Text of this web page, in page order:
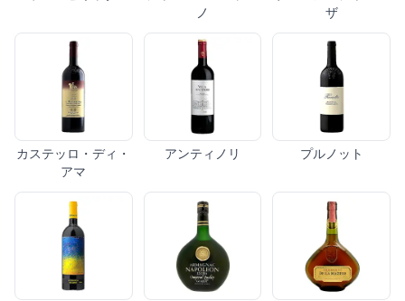
ノ
ザ
カステッロ・ディ・
アマ
アンティノリ プルノット